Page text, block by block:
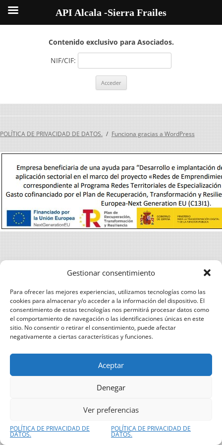
Gestionar consentimiento
Para ofrecer las mejores experiencias, utilizamos tecnologías como las
cookies para almacenar y/o acceder a la información del dispositivo. El
consentimiento de estas tecnologías nos permitirá procesar datos como
el comportamiento de navegación o las identificaciones únicas en este
sitio. No consentir o retirar el consentimiento, puede afectar
negativamente a ciertas características y funciones.
Aceptar
Denegar
Ver preferencias
POLÍTICA DE PRIVACIDAD DE
DATOS.
POLÍTICA DE PRIVACIDAD DE
DATOS.
Contenido exclusivo para Asociados.
NIF/CIF:
POLÍTICA DE PRIVACIDAD DE DATOS. Funciona gracias a WordPress
API Alcala -Sierra Frailes